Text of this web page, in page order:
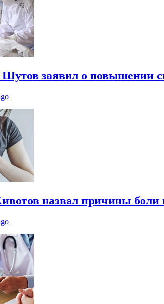
заявил о повышении
назвал причины боли